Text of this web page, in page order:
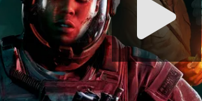
Videa
Soutěže
Databáze